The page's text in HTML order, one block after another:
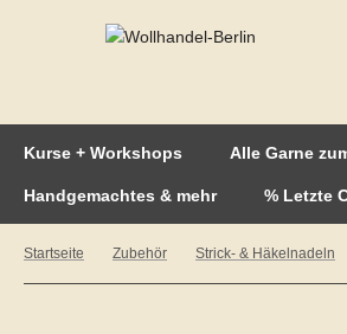
Kurse + Workshops Alle Garne
Handgemachtes & mehr % Letzte
Startseite Zubehör Strick- & Häkelnadeln